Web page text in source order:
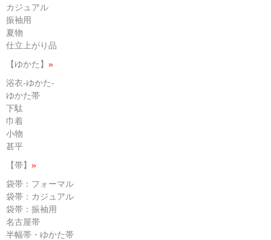
カジュアル
振袖用
夏物
仕立上がり品
【ゆかた】 »
浴衣-ゆかた-
ゆかた帯
下駄
巾着
小物
甚平
【帯】 »
袋帯：フォーマル
袋帯：カジュアル
袋帯：振袖用
名古屋帯
半幅帯・ゆかた帯